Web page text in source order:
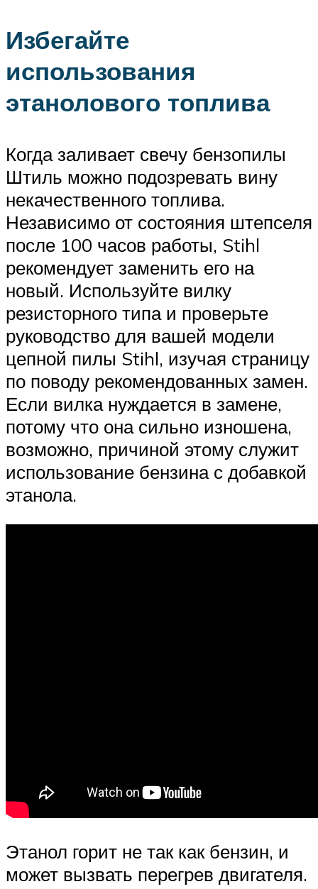
Избегайте
использования
этанолового топлива
Когда заливает свечу бензопилы
Штиль можно подозревать вину
некачественного топлива.
Независимо от состояния штепселя
после 100 часов работы, Stihl
рекомендует заменить его на
новый. Используйте вилку
резисторного типа и проверьте
руководство для вашей модели
цепной пилы Stihl, изучая страницу
по поводу рекомендованных замен.
Если вилка нуждается в замене,
потому что она сильно изношена,
возможно, причиной этому служит
использование бензина с добавкой
этанола.
Этанол горит не так как бензин, и
может вызвать перегрев двигателя.